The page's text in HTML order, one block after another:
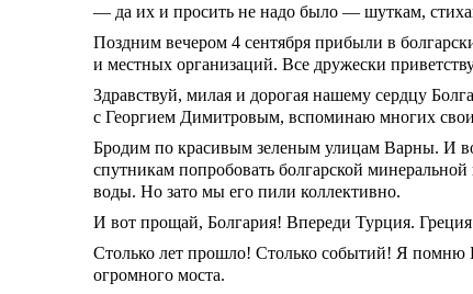
— да их и просить не надо было — шуткам,
Поздним вечером 4 сентября прибыли в
и местных организаций. Все дружески
Здравствуй, милая и дорогая нашему сердцу
с Георгием Димитровым, вспоминаю многих
Бродим по красивым зеленым улицам Варны. И
спутникам попробовать болгарской
воды. Но зато мы его пили коллективно.
И вот прощай, Болгария! Впереди Турция.
Столько лет прошло! Столько событий! Я помню
огромного моста.